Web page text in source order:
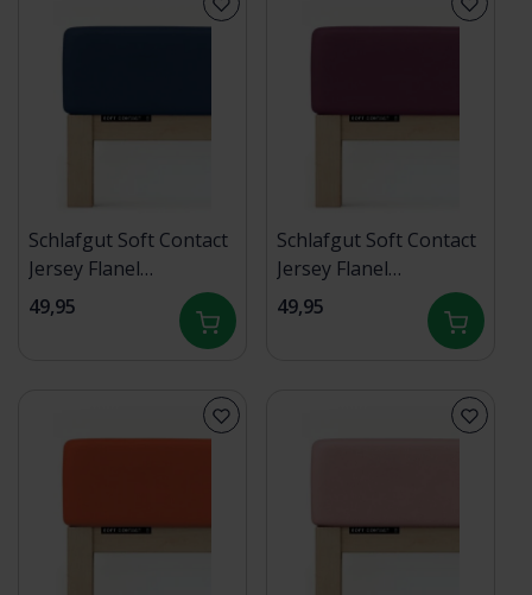
Schlafgut Soft Contact
Jersey Flanel
Hoeslaken XL -
180x200 - 200x200 570
49,95
Schlafgut Soft Contact
Jersey Flanel
Hoeslaken XL -
180x200 - 200x200 542
49,95